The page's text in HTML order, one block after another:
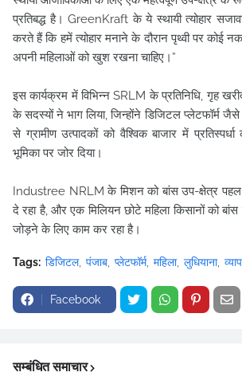
प्रतिबद्ध है। GreenKraft के ये स्थायी त्योहार
करते हैं कि हमें त्योहार मनाने के दौरान पृथ्वी पर कोई
अपनी महिलाओं को खुश रखना चाहिए।”
इस कार्यक्रम में विभिन्न SRLM के प्रतिनिधि, गृह
के सदस्यों ने भाग लिया, जिन्होंने डिजिटल प्लेटफॉर्म
से ग्रामीण उत्पादकों को वैश्विक बाजार में
भूमिका पर जोर दिया।
Industree NRLM के मिशन को बांस उप-क्षेत्र
दे रहा है, और एक मिलियन छोटे महिला किसानों को
जोड़ने के लिए काम कर रहा है।
Tags: डिजिटल पंजाब प्लेटफॉर्म महिला लुधियाना
Facebook
सम्बंधित समाचार